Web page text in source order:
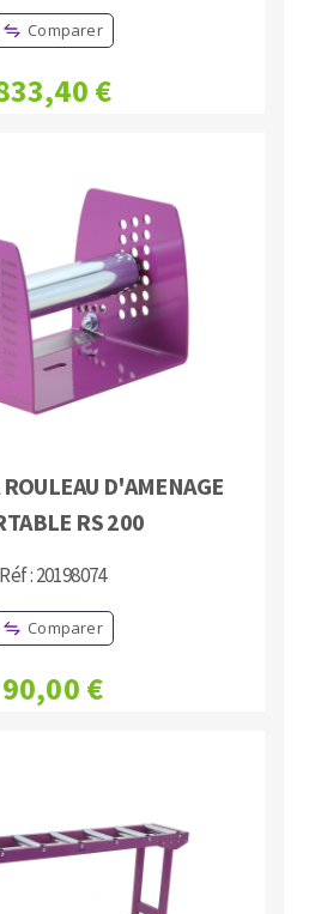
Comparer
€
D'AMENAGE
RS 200
Réf : 20198074
Comparer
90,00 €